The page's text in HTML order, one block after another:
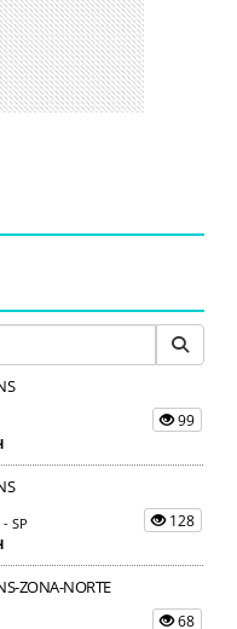
99
SP
128
ZONA-NORTE
68